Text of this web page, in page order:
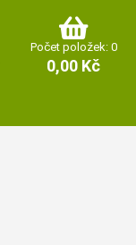
Počet položek: 0
0,00 Kč